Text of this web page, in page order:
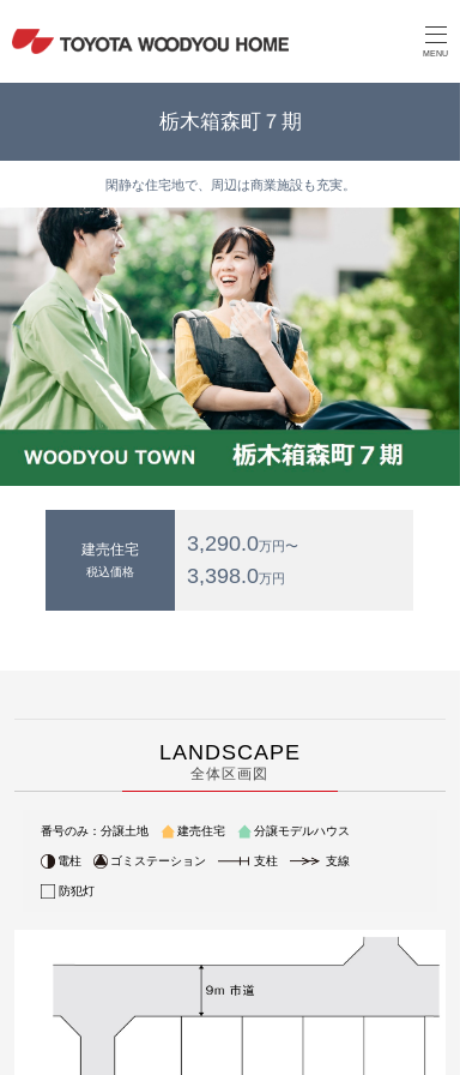
MENU
栃木箱森町７期
閑静な住宅地で、周辺は商業施設も充実。
建売住宅
税込価格
3,290.0万円〜
3,398.0万円
LANDSCAPE
全体区画図
番号のみ：分譲土地 建売住宅 分譲モデルハウス
電柱 ゴミステーション 支柱 支線
防犯灯